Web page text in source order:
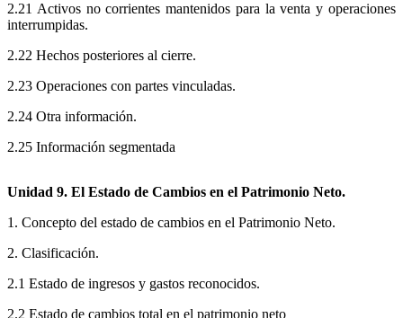
2.21 Activos no corrientes mantenidos para la venta y operaciones
interrumpidas.
2.22 Hechos posteriores al cierre.
2.23 Operaciones con partes vinculadas.
2.24 Otra información.
2.25 Información segmentada
Unidad 9. El Estado de Cambios en el Patrimonio Neto.
1. Concepto del estado de cambios en el Patrimonio Neto.
2. Clasificación.
2.1 Estado de ingresos y gastos reconocidos.
2.2 Estado de cambios total en el patrimonio neto